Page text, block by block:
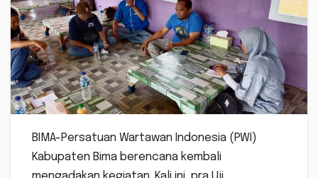
BIMA-Persatuan Wartawan Indonesia (PWI)
Kabupaten Bima berencana kembali